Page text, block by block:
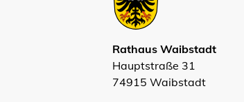
Rathaus Waibstadt
Hauptstraße 31
74915 Waibstadt